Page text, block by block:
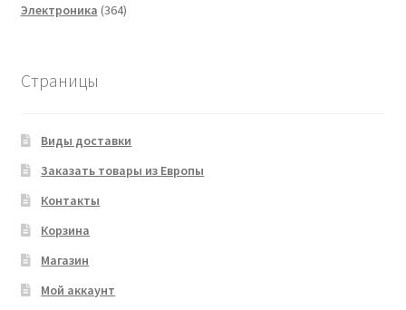
Электроника 364364
Страницы
Виды доставки
Заказать товары из Европы
Контакты
Корзина
Магазин
Мой аккаунт